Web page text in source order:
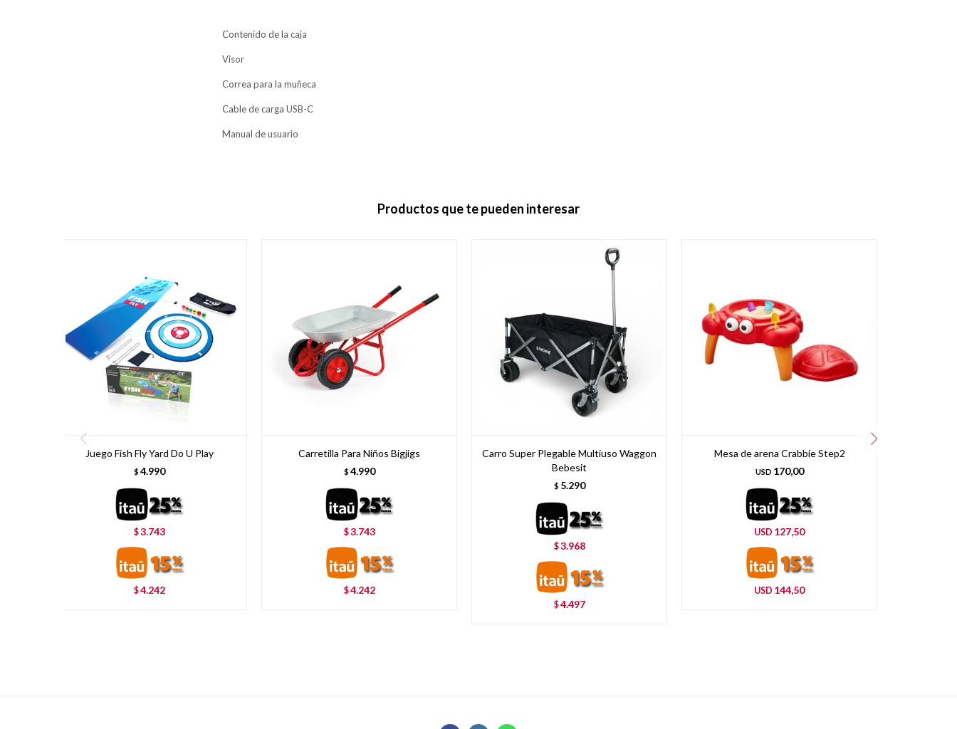
Contenido de la caja
Visor
Correa para la muñeca
Cable de carga USB-C
Manual de usuario
Productos que te pueden interesar
Juego Fish Fly Yard Do U Play
$ 4.990
$3.743
$4.242
Carretilla Para Niños Bigjigs
$ 4.990
$3.743
$4.242
Carro Super Plegable Multiuso Waggon
Bebesit
$ 5.290
$3.968
$4.497
Mesa de arena Crabbie Step2
USD 170,00
USD 127,50
USD 144,50